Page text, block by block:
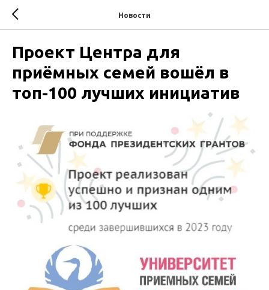
Новости
Проект Центра для
приёмных семей вошёл в
топ-100 лучших инициатив